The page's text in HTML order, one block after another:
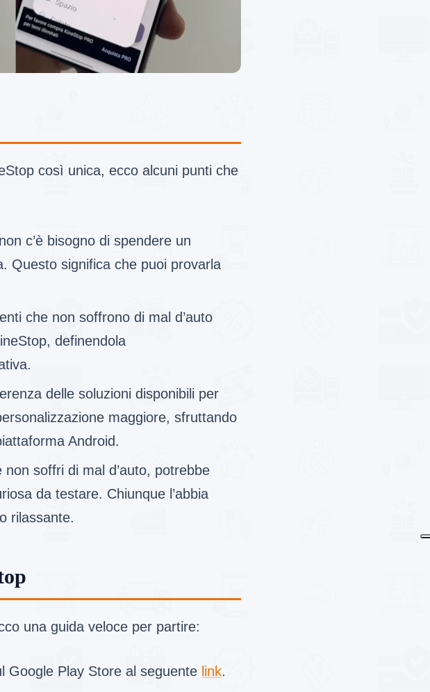
così unica, ecco alcuni punti che
c’è bisogno di spendere un
Questo significa che puoi provarla
che non soffrono di mal d’auto
definendola
delle soluzioni disponibili per
maggiore, sfruttando
Android.
non soffri di mal d’auto, potrebbe
da testare. Chiunque l’abbia
rilassante.
una guida veloce per partire:
Google Play Store al seguente link.